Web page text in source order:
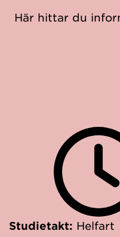
Här hittar du
Studietakt: Helfart